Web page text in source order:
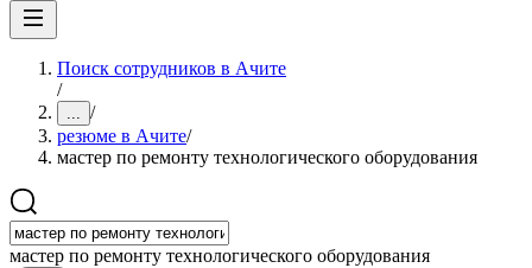
Поиск сотрудников в Ачите
/
... /
резюме в Ачите/
мастер по ремонту технологического оборудования
мастер по ремонту технологического оборудования